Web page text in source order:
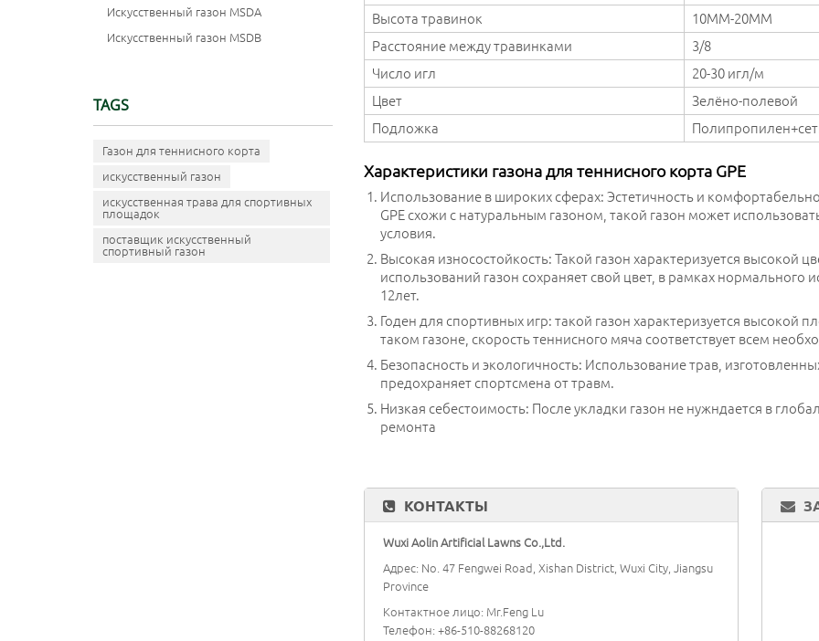
Высота травинок
10MM-20MM
Расстояние между травинками
3/8
Число игл
20-30 игл/м
Цвет
Зелёно-полевой
Подложка
Характеристики газона для теннисного корта GPE
Использование в широких сферах: Эстетичность и
GPE схожи с натуральным газоном, такой газон может
условия.
Высокая износостойкость: Такой газон характеризуется высокой
использований газон сохраняет свой цвет, в рамках нормального
12лет.
Годен для спортивных игр: такой газон характеризуется высокой
таком газоне, скорость теннисного мяча соответствует всем
Безопасность и экологичность: Использование трав,
предохраняет спортсмена от травм.
Низкая себестоимость: После укладки газон не нужндается в
ремонта
КОНТАКТЫ
Wuxi Aolin Artificial Lawns Co.,Ltd.
Адрес: No. 47 Fengwei Road, Xishan District, Wuxi City, Jiangsu
Province
Контактное лицо: Mr.Feng Lu
Телефон:+86-510-88268120
Искусственный газон MSDA
Искусственный газон MSDB
TAGS
Газон для теннисного корта
искусственный газон
искусственная трава для спортивных
площадок
поставщик искусственный
спортивный газон